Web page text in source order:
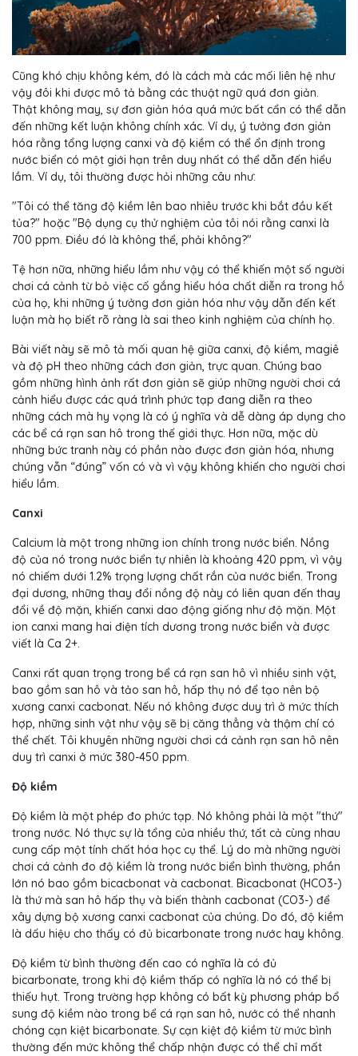
Cũng khó chịu không kém, đó là cách mà các mối liên hệ như
vậy đôi khi được mô tả bằng các thuật ngữ quá đơn giản.
Thật không may, sự đơn giản hóa quá mức bất cẩn có thể dẫn
đến những kết luận không chính xác. Ví dụ, ý tưởng đơn giản
hóa rằng tổng lượng canxi và độ kiềm có thể ổn định trong
nước biển có một giới hạn trên duy nhất có thể dẫn đến hiểu
lầm. Ví dụ, tôi thường được hỏi những câu như:
"Tôi có thể tăng độ kiềm lên bao nhiêu trước khi bắt đầu kết
tủa?" hoặc "Bộ dụng cụ thử nghiệm của tôi nói rằng canxi là
700 ppm. Điều đó là không thể, phải không?"
Tệ hơn nữa, những hiểu lầm như vậy có thể khiến một số người
chơi cá cảnh từ bỏ việc cố gắng hiểu hóa chất diễn ra trong hồ
của họ, khi những ý tưởng đơn giản hóa như vậy dẫn đến kết
luận mà họ biết rõ ràng là sai theo kinh nghiệm của chính họ.
Bài viết này sẽ mô tả mối quan hệ giữa canxi, độ kiềm, magiê
và độ pH theo những cách đơn giản, trực quan. Chúng bao
gồm những hình ảnh rất đơn giản sẽ giúp những người chơi cá
cảnh hiểu được các quá trình phức tạp đang diễn ra theo
những cách mà hy vọng là có ý nghĩa và dễ dàng áp dụng cho
các bể cá rạn san hô trong thế giới thực. Hơn nữa, mặc dù
những bức tranh này có phần nào được đơn giản hóa, nhưng
chúng vẫn “đúng” vốn có và vì vậy không khiến cho người chơi
hiểu lầm.
Canxi
Calcium là một trong những ion chính trong nước biển. Nồng
độ của nó trong nước biển tự nhiên là khoảng 420 ppm, vì vậy
nó chiếm dưới 1.2% trọng lượng chất rắn của nước biển. Trong
đại dương, những thay đổi nồng độ này có liên quan đến thay
đổi về độ mặn, khiến canxi dao động giống như độ mặn. Một
ion canxi mang hai điện tích dương trong nước biển và được
viết là Ca 2+.
Canxi rất quan trọng trong bể cá rạn san hô vì nhiều sinh vật,
bao gồm san hô và tảo san hô, hấp thụ nó để tạo nên bộ
xương canxi cacbonat. Nếu nó không được duy trì ở mức thích
hợp, những sinh vật như vậy sẽ bị căng thẳng và thậm chí có
thể chết. Tôi khuyên những người chơi cá cảnh rạn san hô nên
duy trì canxi ở mức 380-450 ppm.
Độ kiềm
Độ kiềm là một phép đo phức tạp. Nó không phải là một "thứ"
trong nước. Nó thực sự là tổng của nhiều thứ, tất cả cùng nhau
cung cấp một tính chất hóa học cụ thể. Lý do mà những người
chơi cá cảnh đo độ kiềm là trong nước biển bình thường, phần
lớn nó bao gồm bicacbonat và cacbonat. Bicacbonat (HCO3-)
là thứ mà san hô hấp thụ và biến thành cacbonat (CO3-) để
xây dựng bộ xương canxi cacbonat của chúng. Do đó, độ kiềm
là dấu hiệu cho thấy có đủ bicarbonate trong nước hay không.
Độ kiềm từ bình thường đến cao có nghĩa là có đủ
bicarbonate, trong khi độ kiềm thấp có nghĩa là nó có thể bị
thiếu hụt. Trong trường hợp không có bất kỳ phương pháp bổ
sung độ kiềm nào trong bể cá rạn san hô, nước có thể nhanh
chóng cạn kiệt bicarbonate. Sự cạn kiệt độ kiềm từ mức bình
thường đến mức không thể chấp nhận được có thể chỉ mất